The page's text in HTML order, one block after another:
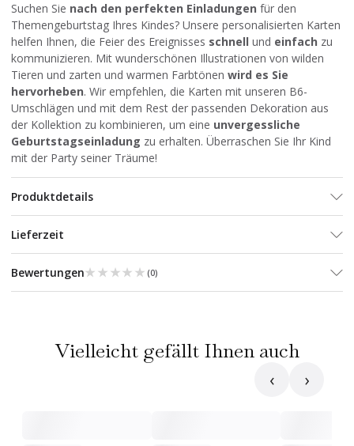
Suchen Sie nach den perfekten Einladungen für den
Themengeburtstag Ihres Kindes? Unsere personalisierten Karten
helfen Ihnen, die Feier des Ereignisses schnell und einfach zu
kommunizieren. Mit wunderschönen Illustrationen von wilden
Tieren und zarten und warmen Farbtönen wird es Sie
hervorheben. Wir empfehlen, die Karten mit unseren B6-
Umschlägen und mit dem Rest der passenden Dekoration aus
der Kollektion zu kombinieren, um eine unvergessliche
Geburtstagseinladung zu erhalten. Überraschen Sie Ihr Kind
mit der Party seiner Träume!
Produktdetails
Lieferzeit
Bewertungen★★★★★
★★★★★ (0)
Vielleicht gefällt Ihnen auch
‹ ›